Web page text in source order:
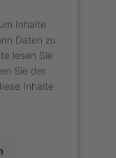
Inhalte
Daten zu
lesen Sie
Sie der
Inhalte